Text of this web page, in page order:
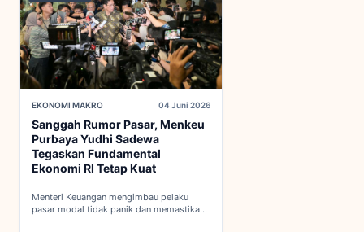
EKONOMI MAKRO 04 Juni 2026
Sanggah Rumor Pasar, Menkeu
Purbaya Yudhi Sadewa
Tegaskan Fundamental
Ekonomi RI Tetap Kuat
Menteri Keuangan mengimbau pelaku
pasar modal tidak panik dan memastikan